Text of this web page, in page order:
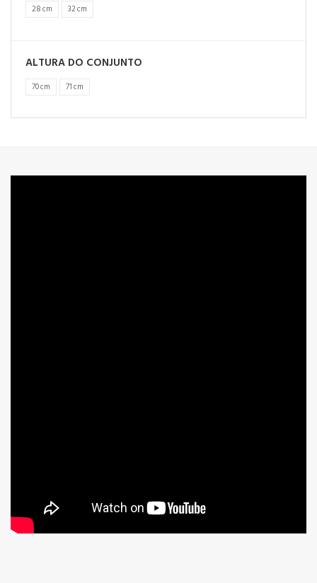
28 cm 32 cm
ALTURA DO CONJUNTO
70 cm 71 cm